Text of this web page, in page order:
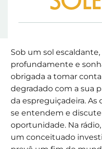
Sob um sol
profundamente e
obrigada a tomar
degradado com a sua
da espreguiçadeira. As
se entendem e
oportunidade. Na
um conceituado